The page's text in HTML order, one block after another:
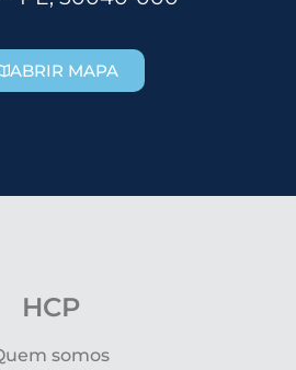
ABRIR MAPA
HCP
somos